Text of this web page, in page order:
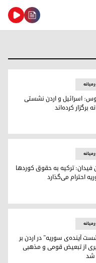
اسرائیل و اردن نشستی
برگزار کرده‌اند
فیدان: ترکیه به حقوق کوردها
احترام می‌گذارد
آینده‌ی سوریه" در اردن بر
از تبعیض قومی و مذهبی
شد